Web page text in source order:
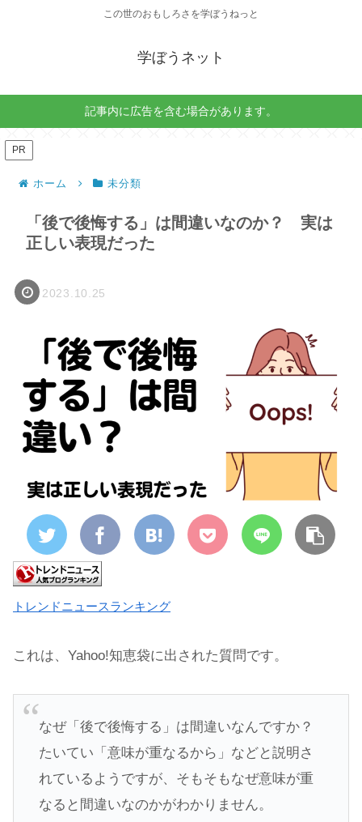
この世のおもしろさを学ぼうねっと
学ぼうネット
記事内に広告を含む場合があります。
PR
ホーム 未分類
「後で後悔する」は間違いなのか？ 実は
正しい表現だった
2023.10.25
トレンドニュースランキング
これは、Yahoo!知恵袋に出された質問です。
なぜ「後で後悔する」は間違いなんですか？
たいてい「意味が重なるから」などと説明さ
れているようですが、そもそもなぜ意味が重
なると間違いなのかがわかりません。